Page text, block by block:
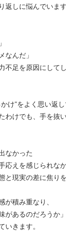
返しに悩んでいます
なんだ」
不足を原因にして
け”をよく思い返し
わけでも、手を抜
なかった
応えを感じられな
と現実の差に焦り
が積み重なり、
があるのだろうか」
いきます。